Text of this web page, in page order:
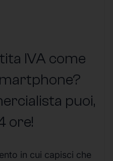
IVA come
puoi,
ore!
in cui capisci che